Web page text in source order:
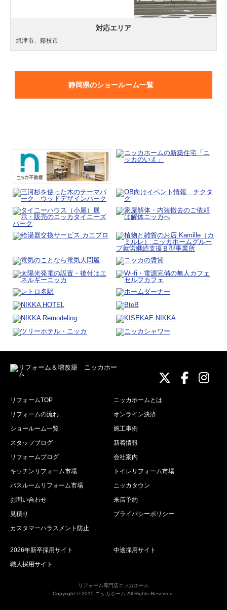
対応エリア
焼津市、藤枝市
静岡県のショールーム一覧
ニッカ
ニッニ
リフォームTOP
ニッカホームとは
リフォームの流れ
オンライン決済
ショールーム一覧
施工事例
スタッフブログ
新着情報
リフォームブログ
会社案内
キッチンリフォーム市場
トイレリフォーム市場
バスルームリフォーム市場
ニッカタウン
お問い合わせ
来店予約
見積り
プライバシーポリシー
カスタマーハラスメント防止
2026年新卒採用サイト
中途採用サイト
職人採用サイト
リフォーム専門店ニッカホーム
Copyright © 2015 ニッカホーム All Rights Reserved.